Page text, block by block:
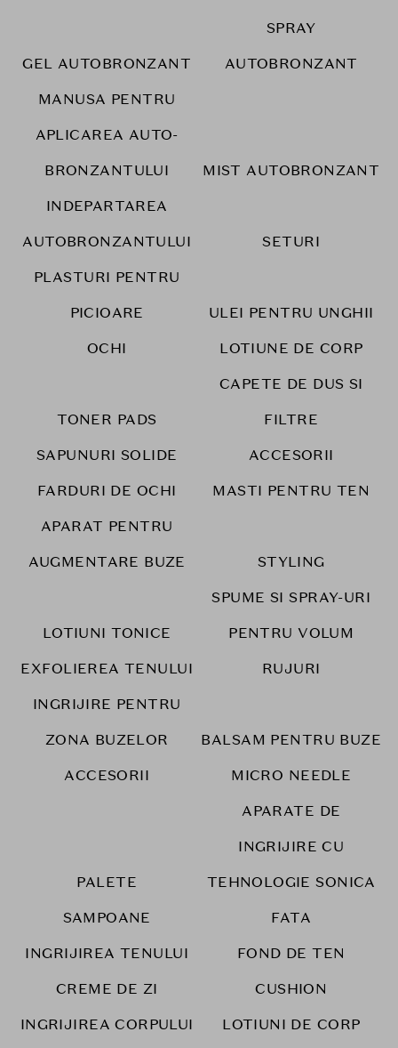
GEL AUTOBRONZANT
SPRAY
AUTOBRONZANT
MANUSA PENTRU
APLICAREA AUTO-
BRONZANTULUI
MIST AUTOBRONZANT
INDEPARTAREA
AUTOBRONZANTULUI
SETURI
PLASTURI PENTRU
PICIOARE
ULEI PENTRU UNGHII
OCHI
LOTIUNE DE CORP
TONER PADS
CAPETE DE DUS SI
FILTRE
SAPUNURI SOLIDE
ACCESORII
FARDURI DE OCHI
MASTI PENTRU TEN
APARAT PENTRU
AUGMENTARE BUZE
STYLING
LOTIUNI TONICE
SPUME SI SPRAY-URI
PENTRU VOLUM
EXFOLIEREA TENULUI
RUJURI
INGRIJIRE PENTRU
ZONA BUZELOR
BALSAM PENTRU BUZE
ACCESORII
MICRO NEEDLE
PALETE
APARATE DE
INGRIJIRE CU
TEHNOLOGIE SONICA
SAMPOANE
FATA
INGRIJIREA TENULUI
FOND DE TEN
CREME DE ZI
CUSHION
INGRIJIREA CORPULUI
LOTIUNI DE CORP